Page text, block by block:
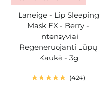
Laneige - Lip Sleeping
Mask EX - Berry -
Intensyviai
Regeneruojanti Lūpų
Kaukė - 3g
424